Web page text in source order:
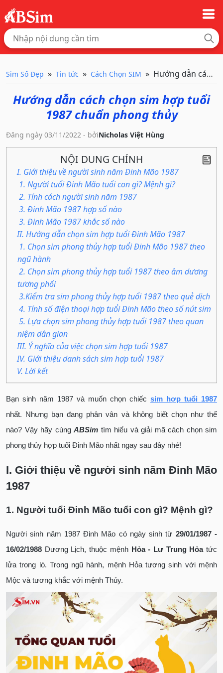
Sim Số Đẹp Tin tức Cách Chọn SIM Hướng dẫn cách
Hướng dẫn cách chọn sim hợp tuổi
1987 chuẩn phong thủy
Đăng ngày 03/11/2022 - bởiNicholas Việt Hùng
NỘI DUNG CHÍNH
I. Giới thiệu về người sinh năm Đinh Mão 1987
1. Người tuổi Đinh Mão tuổi con gì? Mệnh gì?
2. Tính cách người sinh năm 1987
3. Đinh Mão 1987 hợp số nào
3. Đinh Mão 1987 khắc số nào
II. Hướng dẫn chọn sim hợp tuổi Đinh Mão 1987
1. Chọn sim phong thủy hợp tuổi Đinh Mão 1987 theo
ngũ hành
2. Chọn sim phong thủy hợp tuổi 1987 theo âm dương
tương phối
3.Kiểm tra sim phong thủy hợp tuổi 1987 theo quẻ dịch
4. Tính số điện thoại hợp tuổi Đinh Mão theo số nút sim
5. Lựa chọn sim phong thủy hợp tuổi 1987 theo quan
niệm dân gian
III. Ý nghĩa của việc chọn sim hợp tuổi 1987
IV. Giới thiệu danh sách sim hợp tuổi 1987
V. Lời kết
Bạn sinh năm 1987 và muốn chọn chiếc sim hợp tuổi 1987
nhất. Nhưng bạn đang phân vân và không biết chọn như thế
nào? Vậy hãy cùng ABSim tìm hiểu và giải mã cách chọn sim
phong thủy hợp tuổi Đinh Mão nhất ngay sau đây nhé!
I. Giới thiệu về người sinh năm Đinh Mão
1987
1. Người tuổi Đinh Mão tuổi con gì? Mệnh gì?
Người sinh năm 1987 Đinh Mão có ngày sinh từ 29/01/1987 -
16/02/1988 Dương Lịch, thuộc mệnh Hỏa - Lư Trung Hỏatức
lửa trong lò. Trong ngũ hành, mệnh Hỏa tương sinh với mệnh
Mộc và tương khắc với mệnh Thủy.